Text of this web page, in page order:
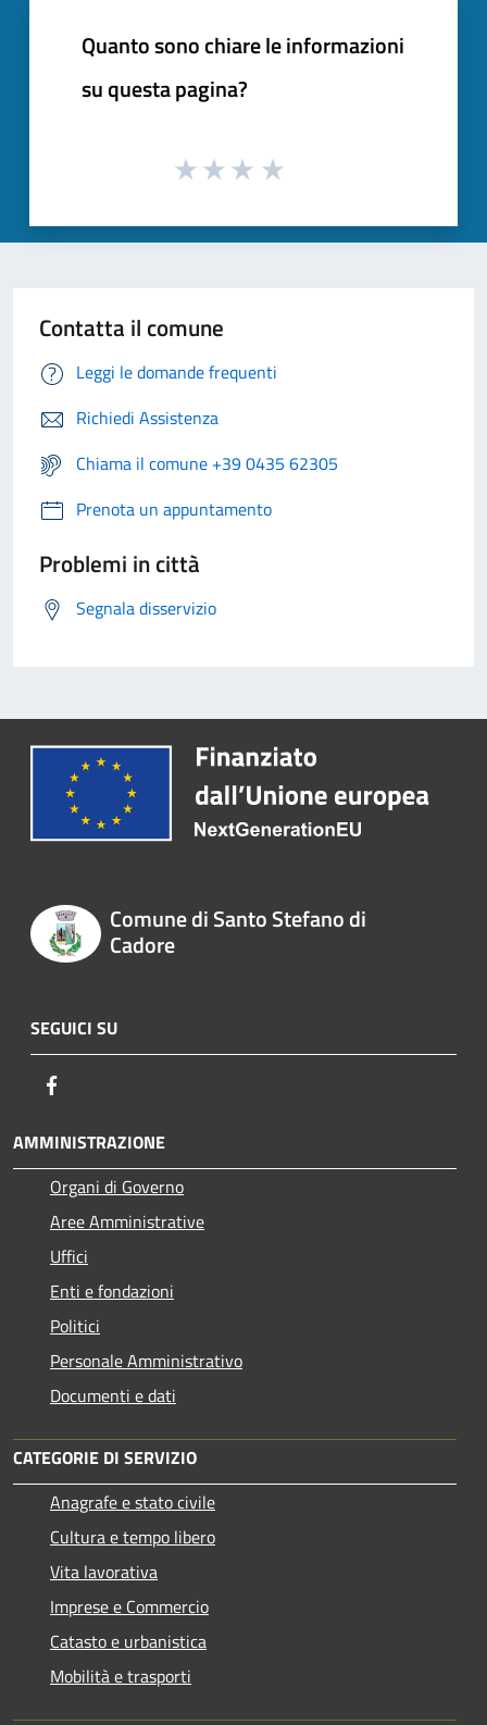
Quanto sono chiare le informazioni
su questa pagina?
Contatta il comune
Leggi le domande frequenti
Richiedi Assistenza
Chiama il comune +39 0435 62305
Prenota un appuntamento
Problemi in città
Segnala disservizio
Comune di Santo Stefano di
Cadore
SEGUICI SU
AMMINISTRAZIONE
Organi di Governo
Aree Amministrative
Uffici
Enti e fondazioni
Politici
Personale Amministrativo
Documenti e dati
CATEGORIE DI SERVIZIO
Anagrafe e stato civile
Cultura e tempo libero
Vita lavorativa
Imprese e Commercio
Catasto e urbanistica
Mobilità e trasporti